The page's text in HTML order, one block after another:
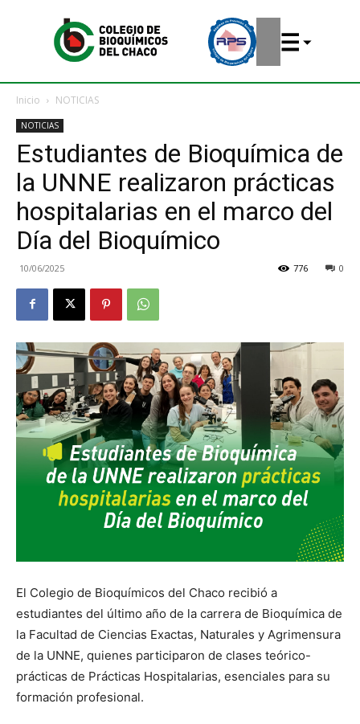
Inicio NOTICIAS
NOTICIAS
Estudiantes de Bioquímica de
la UNNE realizaron prácticas
hospitalarias en el marco del
Día del Bioquímico
10/06/2025 0
776
El Colegio de Bioquímicos del Chaco recibió a
estudiantes del último año de la carrera de Bioquímica de
la Facultad de Ciencias Exactas, Naturales y Agrimensura
de la UNNE, quienes participaron de clases teórico-
prácticas de Prácticas Hospitalarias, esenciales para su
formación profesional.